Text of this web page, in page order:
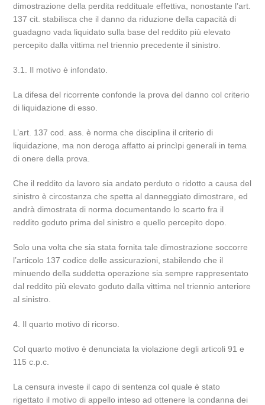
dimostrazione della perdita reddituale effettiva, nonostante l’art.
137 cit. stabilisca che il danno da riduzione della capacità di
guadagno vada liquidato sulla base del reddito più elevato
percepito dalla vittima nel triennio precedente il sinistro.
3.1. Il motivo è infondato.
La difesa del ricorrente confonde la prova del danno col criterio
di liquidazione di esso.
L’art. 137 cod. ass. è norma che disciplina il criterio di
liquidazione, ma non deroga affatto ai princìpi generali in tema
di onere della prova.
Che il reddito da lavoro sia andato perduto o ridotto a causa del
sinistro è circostanza che spetta al danneggiato dimostrare, ed
andrà dimostrata di norma documentando lo scarto fra il
reddito goduto prima del sinistro e quello percepito dopo.
Solo una volta che sia stata fornita tale dimostrazione soccorre
l’articolo 137 codice delle assicurazioni, stabilendo che il
minuendo della suddetta operazione sia sempre rappresentato
dal reddito più elevato goduto dalla vittima nel triennio anteriore
al sinistro.
4. Il quarto motivo di ricorso.
Col quarto motivo è denunciata la violazione degli articoli 91 e
115 c.p.c.
La censura investe il capo di sentenza col quale è stato
rigettato il motivo di appello inteso ad ottenere la condanna dei